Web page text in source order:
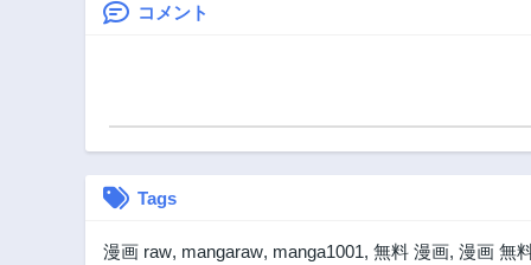
い魅せプレイを
コメント
Tags
漫画 raw, mangaraw, manga1001, 無料 漫画, 漫画 無